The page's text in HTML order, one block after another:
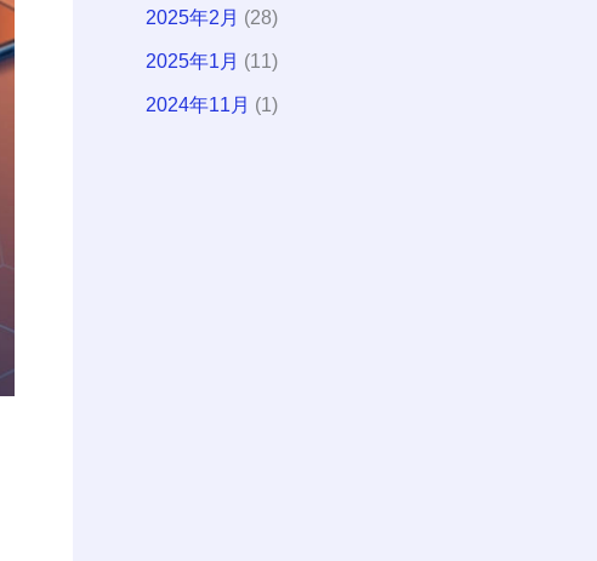
2025年2月 (28)
2025年1月 (11)
2024年11月 (1)